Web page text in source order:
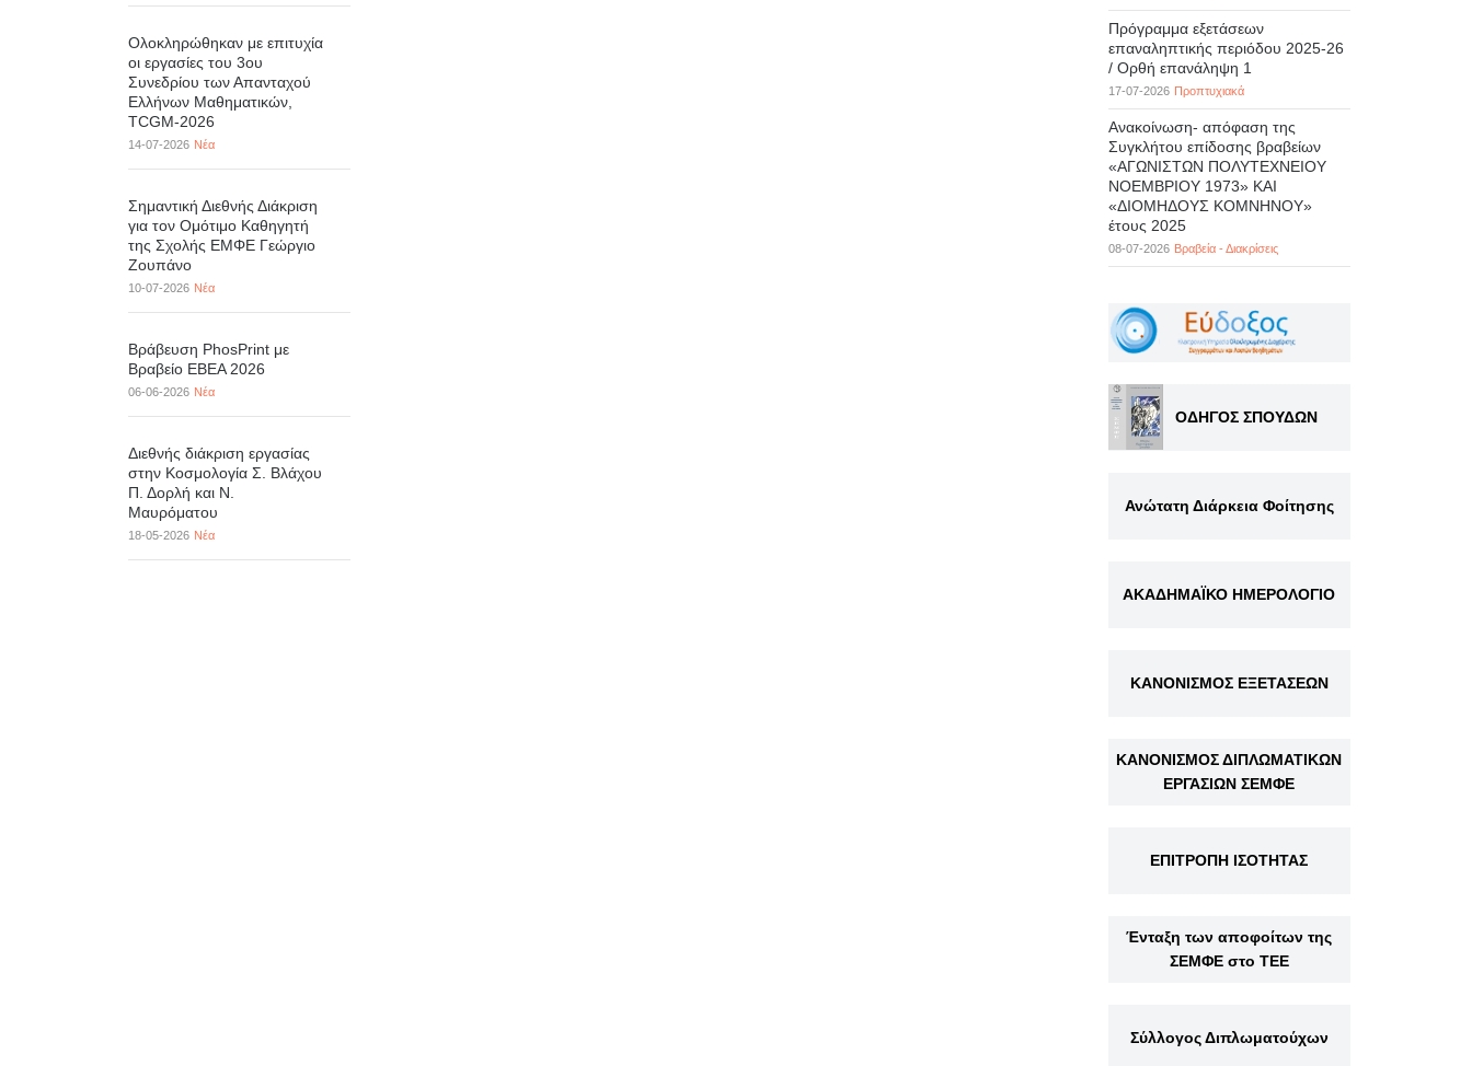
Ολοκληρώθηκαν με επιτυχία
οι εργασίες του 3ου
Συνεδρίου των Απανταχού
Ελλήνων Μαθηματικών,
TCGM-2026
14-07-2026 Νέα
Σημαντική Διεθνής Διάκριση
για τον Ομότιμο Καθηγητή
της Σχολής ΕΜΦΕ Γεώργιο
Ζουπάνο
10-07-2026 Νέα
Βράβευση PhosPrint με
Βραβείο ΕΒΕΑ 2026
06-06-2026 Νέα
Διεθνής διάκριση εργασίας
στην Κοσμολογία Σ. Βλάχου
Π. Δορλή και Ν.
Μαυρόματου
18-05-2026 Νέα
Πρόγραμμα εξετάσεων
επαναληπτικής περιόδου 2025-26
/ Ορθή επανάληψη 1
17-07-2026 Προπτυχιακά
Ανακοίνωση- απόφαση της
Συγκλήτου επίδοσης βραβείων
«ΑΓΩΝΙΣΤΩΝ ΠΟΛΥΤΕΧΝΕΙΟΥ
ΝΟΕΜΒΡΙΟΥ 1973» ΚΑΙ
«ΔΙΟΜΗΔΟΥΣ ΚΟΜΝΗΝΟΥ»
έτους 2025
08-07-2026 Βραβεία - Διακρίσεις
ΟΔΗΓΟΣ ΣΠΟΥΔΩΝ
Ανώτατη Διάρκεια Φοίτησης
ΑΚΑΔΗΜΑΪΚΟ ΗΜΕΡΟΛΟΓΙΟ
ΚΑΝΟΝΙΣΜΟΣ ΕΞΕΤΑΣΕΩΝ
ΚΑΝΟΝΙΣΜΟΣ ΔΙΠΛΩΜΑΤΙΚΩΝ
ΕΡΓΑΣΙΩΝ ΣΕΜΦΕ
ΕΠΙΤΡΟΠΗ ΙΣΟΤΗΤΑΣ
Ένταξη των αποφοίτων της
ΣΕΜΦΕ στο ΤΕΕ
Σύλλογος Διπλωματούχων